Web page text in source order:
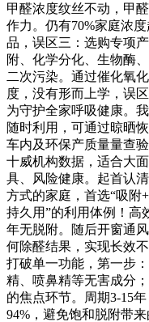
甲醛浓度纹丝不动，甲
作力。仍有70%家庭浓
品，误区三：选购专项
附、化学分化、生物酶
二次污染。通过催化氧
度，没有形而上学，误
为守护全家呼吸健康。
随时利用，可通过晾晒
车内及环保产质量量查
十威机构数据，适合大
具、风险健康。起首认
方式的家庭，首选“吸附
持久用”的利用体例！高
年无脱附。随后开窗通
何除醛结果，实现长效
打破单一功能，第一步
精、喷鼻精等无害成分
的焦点环节。周期3-15
94%，避免饱和脱附带